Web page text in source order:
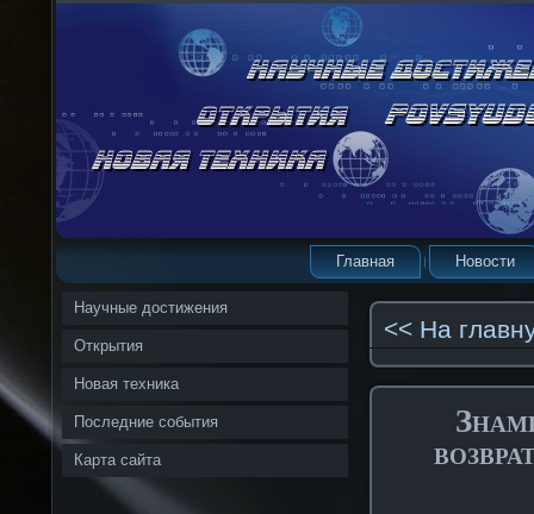
Главная Новости
Научные достижения
Открытия
Новая техника
Последние события
Карта сайта
<< На